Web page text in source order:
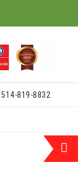
514-819-8832